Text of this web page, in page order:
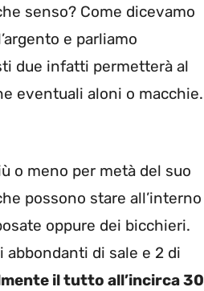
senso? Come dicevamo
e parliamo
due infatti permetterà al
eventuali aloni o macchie.
o meno per metà del suo
possono stare all’interno
oppure dei bicchieri.
abbondanti di sale e 2 di
il tutto all’incirca 30